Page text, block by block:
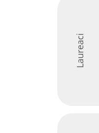
Laureaci